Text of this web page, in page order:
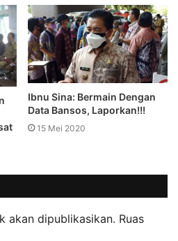
Ibnu Sina: Bermain Dengan
Data Bansos, Laporkan!!!
15 Mei 2020
akan dipublikasikan. Ruas